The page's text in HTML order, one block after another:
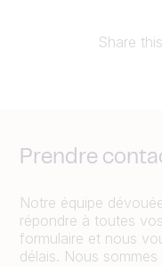
Share
Prendre
Notre équipe
répondre à toutes
formulaire et nous
délais. Nous